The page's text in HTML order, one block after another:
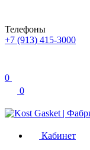
Телефоны
+7 (913) 415-3000
0
0
Кабинет